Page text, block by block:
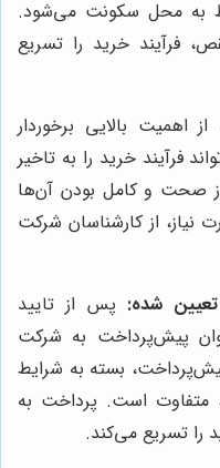
به محل سکونت می‌شود.
فرآیند خرید را تسریع
اهمیت بالایی برخوردار
فرآیند خرید را به تاخیر
از صحت و کامل بودن آن‌ها
نیاز، از کارشناسان شرکت
شده: پس از تایید
پیش‌پرداخت به شرکت
بسته به شرایط
متفاوت است. پرداخت به
را تسریع می‌کند.